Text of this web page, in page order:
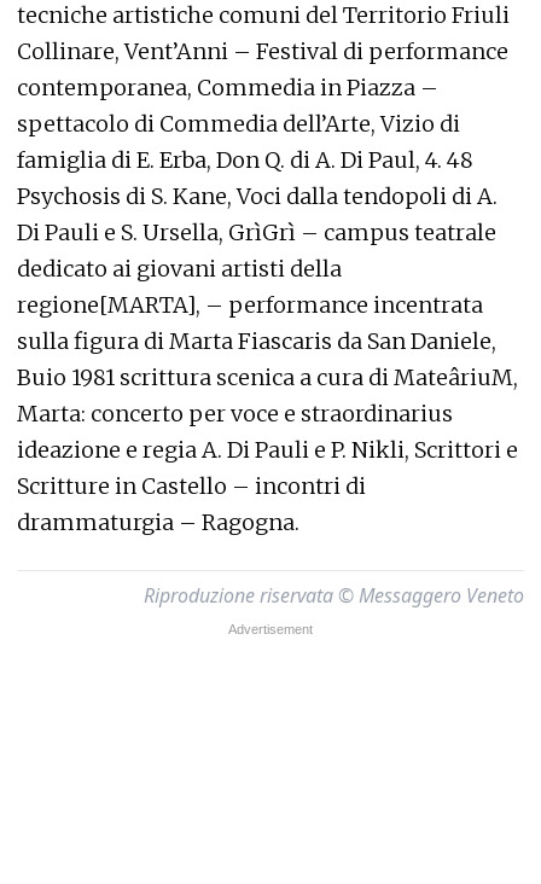
tecniche artistiche comuni del Territorio Friuli
Collinare, Vent’Anni – Festival di performance
contemporanea, Commedia in Piazza –
spettacolo di Commedia dell’Arte, Vizio di
famiglia di E. Erba, Don Q. di A. Di Paul, 4. 48
Psychosis di S. Kane, Voci dalla tendopoli di A.
Di Pauli e S. Ursella, GrìGrì – campus teatrale
dedicato ai giovani artisti della
regione[MARTA], – performance incentrata
sulla figura di Marta Fiascaris da San Daniele,
Buio 1981 scrittura scenica a cura di MateâriuM,
Marta: concerto per voce e straordinarius
ideazione e regia A. Di Pauli e P. Nikli, Scrittori e
Scritture in Castello – incontri di
drammaturgia – Ragogna.
Riproduzione riservata © Messaggero Veneto